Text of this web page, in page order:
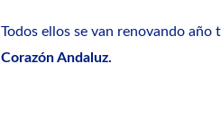
Todos ellos se van renovando año
Corazón Andaluz.